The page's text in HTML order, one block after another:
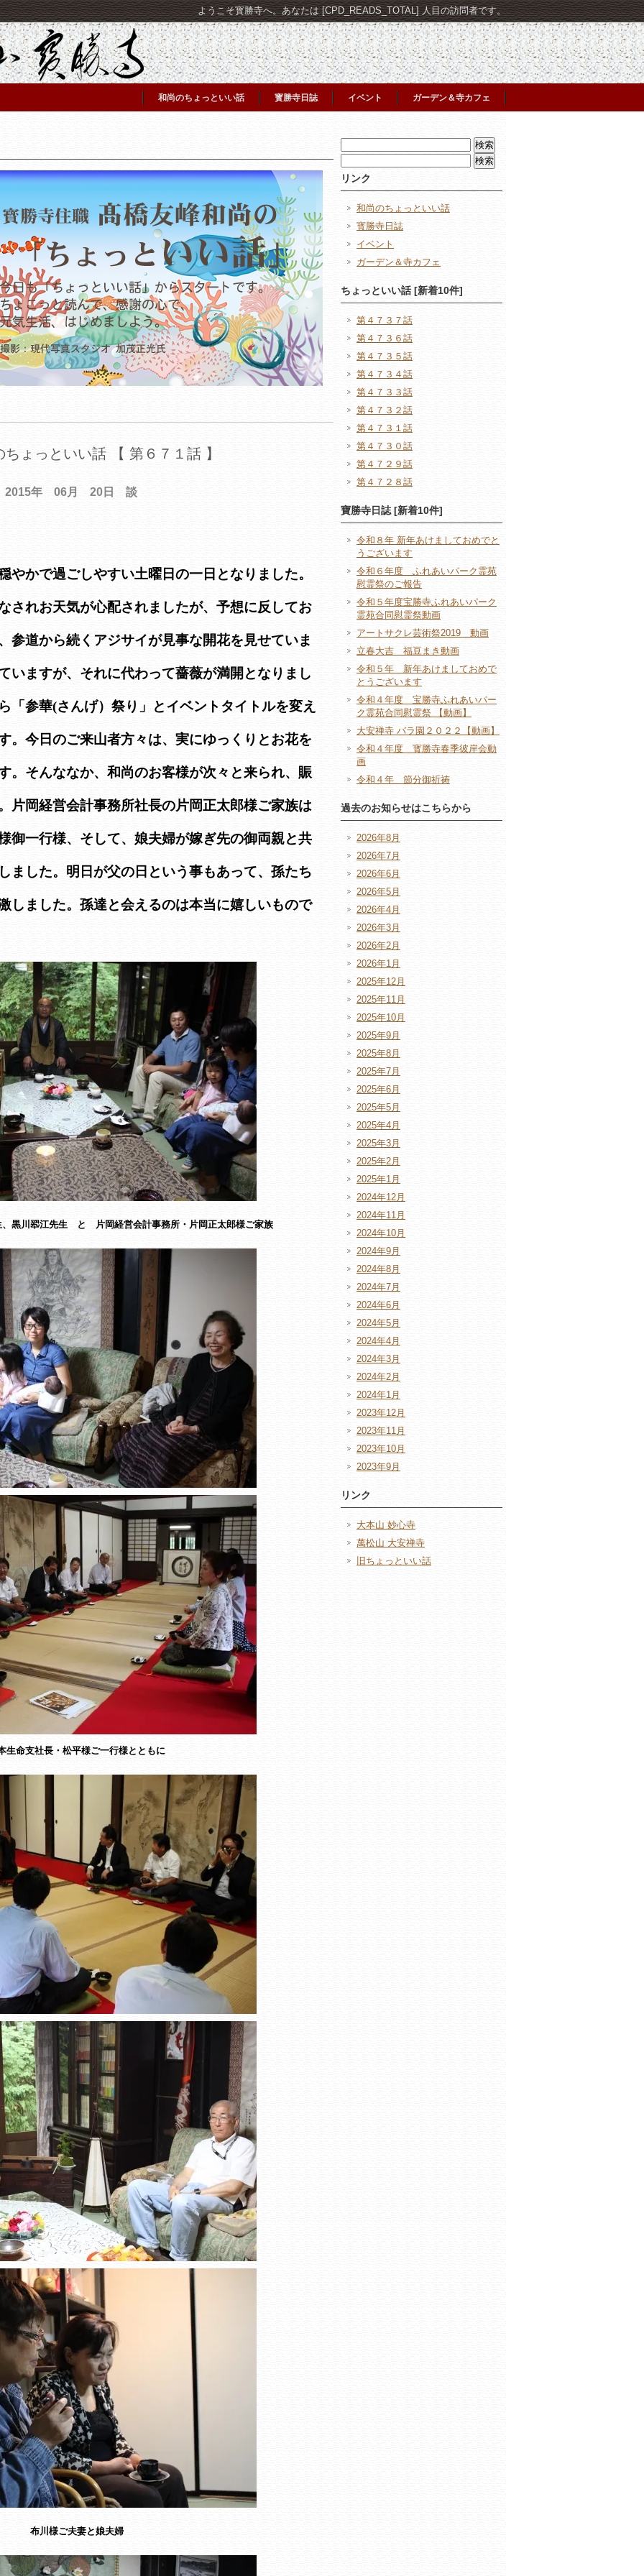
ようこそ寳勝寺へ。あなたは [CPD_READS_TOTAL] 人目の訪問者です。
和尚のちょっといい話 寳勝寺日誌 イベント ガーデン＆寺カフェ
ょっといい話 【 第６７１話 】
2015年 06月 20日 談
やかで過ごしやすい土曜日の一日となりました。
されお天気が心配されましたが、予想に反してお
参道から続くアジサイが見事な開花を見せていま
いますが、それに代わって薔薇が満開となりまし
「参華(さんげ）祭り」とイベントタイトルを変え
。今日のご来山者方々は、実にゆっくりとお花を
。そんななか、和尚のお客様が次々と来られ、賑
片岡経営会計事務所社長の片岡正太郎様ご家族は
御一行様、そして、娘夫婦が嫁ぎ先の御両親と共
ました。明日が父の日という事もあって、孫たち
しました。孫達と会えるのは本当に嬉しいもので
、黒川翆江先生 と 片岡経営会計事務所・片岡正太郎様ご家族
生命支社長・松平様ご一行様とともに
布川様ご夫妻と娘夫婦
索:
索:
リンク
和尚のちょっといい話
寳勝寺日誌
イベント
ガーデン＆寺カフェ
ちょっといい話 [新着10件]
第４７３７話
第４７３６話
第４７３５話
第４７３４話
第４７３３話
第４７３２話
第４７３１話
第４７３０話
第４７２９話
第４７２８話
寶勝寺日誌 [新着10件]
令和８年 新年あけましておめでと
うございます
令和６年度 ふれあいパーク霊苑
慰霊祭のご報告
令和５年度宝勝寺ふれあいパーク
霊苑合同慰霊祭動画
アートサクレ芸術祭2019 動画
立春大吉 福豆まき動画
令和５年 新年あけましておめで
とうございます
令和４年度 宝勝寺ふれあいパー
ク霊苑合同慰霊祭 【動画】
大安禅寺 バラ園２０２２【動画】
令和４年度 寳勝寺春季彼岸会動
画
令和４年 節分御祈祷
過去のお知らせはこちらから
2026年8月
2026年7月
2026年6月
2026年5月
2026年4月
2026年3月
2026年2月
2026年1月
2025年12月
2025年11月
2025年10月
2025年9月
2025年8月
2025年7月
2025年6月
2025年5月
2025年4月
2025年3月
2025年2月
2025年1月
2024年12月
2024年11月
2024年10月
2024年9月
2024年8月
2024年7月
2024年6月
2024年5月
2024年4月
2024年3月
2024年2月
2024年1月
2023年12月
2023年11月
2023年10月
2023年9月
リンク
大本山 妙心寺
萬松山 大安禅寺
旧ちょっといい話